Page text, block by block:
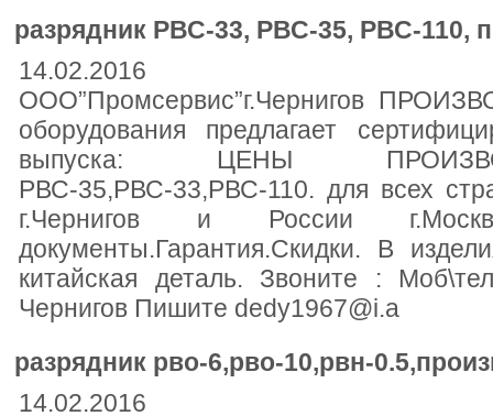
разрядник РВС-33, РВС-35, РВС-110,
14.02.2016
ООО”Промсервис”г.Чернигов
оборудования предлагает
выпуска: ЦЕНЫ
РВС-35,РВС-33,РВС-110. для всех
г.Чернигов и России
документы.Гарантия.Скидки. В
китайская деталь. Звоните :
Чернигов Пишите dedy1967@i.a
разрядник рво-6,рво-10,рвн-
14.02.2016